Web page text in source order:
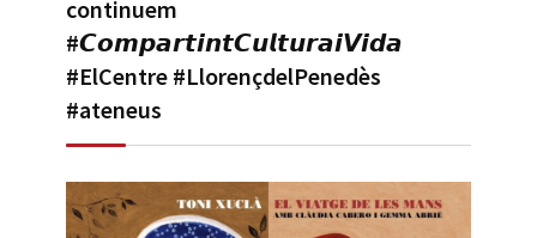
continuem
#𝘾𝙤𝙢𝙥𝙖𝙧𝙩𝙞𝙣𝙩𝘾𝙪𝙡𝙩𝙪𝙧𝙖𝙞𝙑𝙞𝙙𝙖
#ElCentre #LlorençdelPenedès
#ateneus